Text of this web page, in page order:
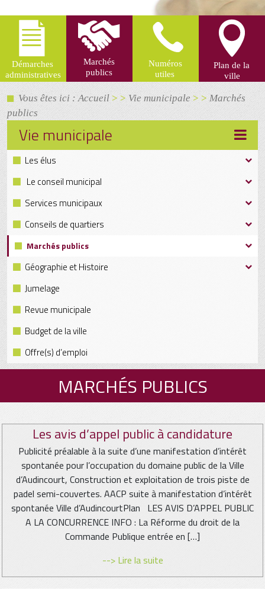
Vous êtes ici : Accueil > > Vie municipale > > Marchés
publics
Vie municipale
Les élus
Le conseil municipal
Services municipaux
Conseils de quartiers
Marchés publics
Géographie et Histoire
Jumelage
Revue municipale
Budget de la ville
Offre(s) d’emploi
MARCHÉS PUBLICS
Les avis d’appel public à candidature
Publicité préalable à la suite d’une manifestation d’intérêt
spontanée pour l’occupation du domaine public de la Ville
d’Audincourt, Construction et exploitation de trois piste de
padel semi-couvertes. AACP suite à manifestation d’intérêt
spontanée Ville d’AudincourtPlan LES AVIS D’APPEL PUBLIC
A LA CONCURRENCE INFO : La Réforme du droit de la
Commande Publique entrée en […]
--> Lire la suite